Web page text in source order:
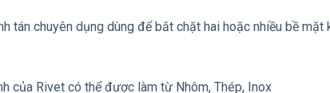
tán chuyên dụng dùng để bắt chặt hai hoặc nhiều bề mặt
của Rivet có thể được làm từ Nhôm, Thép, Inox